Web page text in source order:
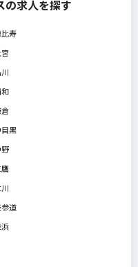
の求人を探す
比寿
宮
目黒
野
鷹
道